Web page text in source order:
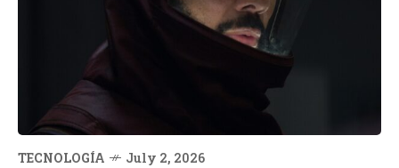
TECNOLOGÍA July 2, 2026